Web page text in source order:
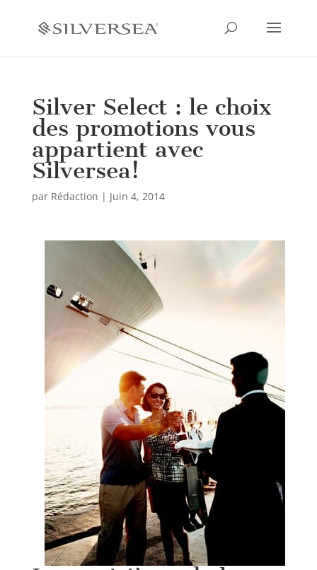
Silver Select : le choix
des promotions vous
appartient avec
Silversea!
par Rédaction | Juin 4, 2014